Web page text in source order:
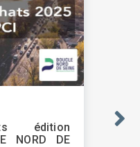
édition
NORD DE